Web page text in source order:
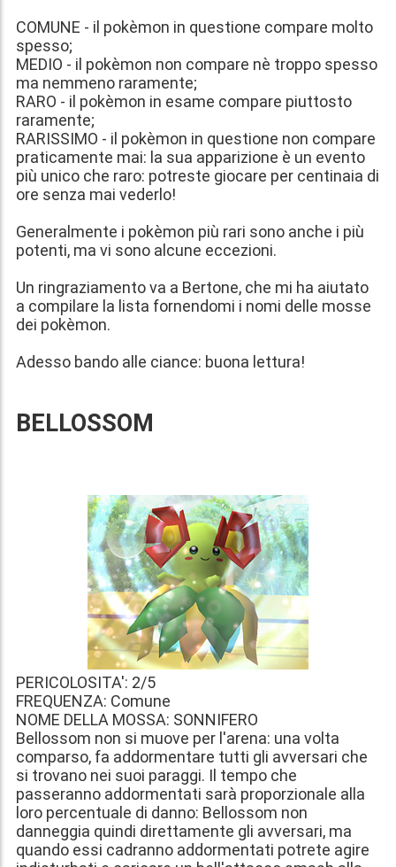
COMUNE - il pokèmon in questione compare molto
spesso;
MEDIO - il pokèmon non compare nè troppo spesso
ma nemmeno raramente;
RARO - il pokèmon in esame compare piuttosto
raramente;
RARISSIMO - il pokèmon in questione non compare
praticamente mai: la sua apparizione è un evento
più unico che raro: potreste giocare per centinaia di
ore senza mai vederlo!
Generalmente i pokèmon più rari sono anche i più
potenti, ma vi sono alcune eccezioni.
Un ringraziamento va a Bertone, che mi ha aiutato
a compilare la lista fornendomi i nomi delle mosse
dei pokèmon.
Adesso bando alle ciance: buona lettura!
BELLOSSOM
PERICOLOSITA': 2/5
FREQUENZA: Comune
NOME DELLA MOSSA: SONNIFERO
Bellossom non si muove per l'arena: una volta
comparso, fa addormentare tutti gli avversari che
si trovano nei suoi paraggi. Il tempo che
passeranno addormentati sarà proporzionale alla
loro percentuale di danno: Bellossom non
danneggia quindi direttamente gli avversari, ma
quando essi cadranno addormentati potrete agire